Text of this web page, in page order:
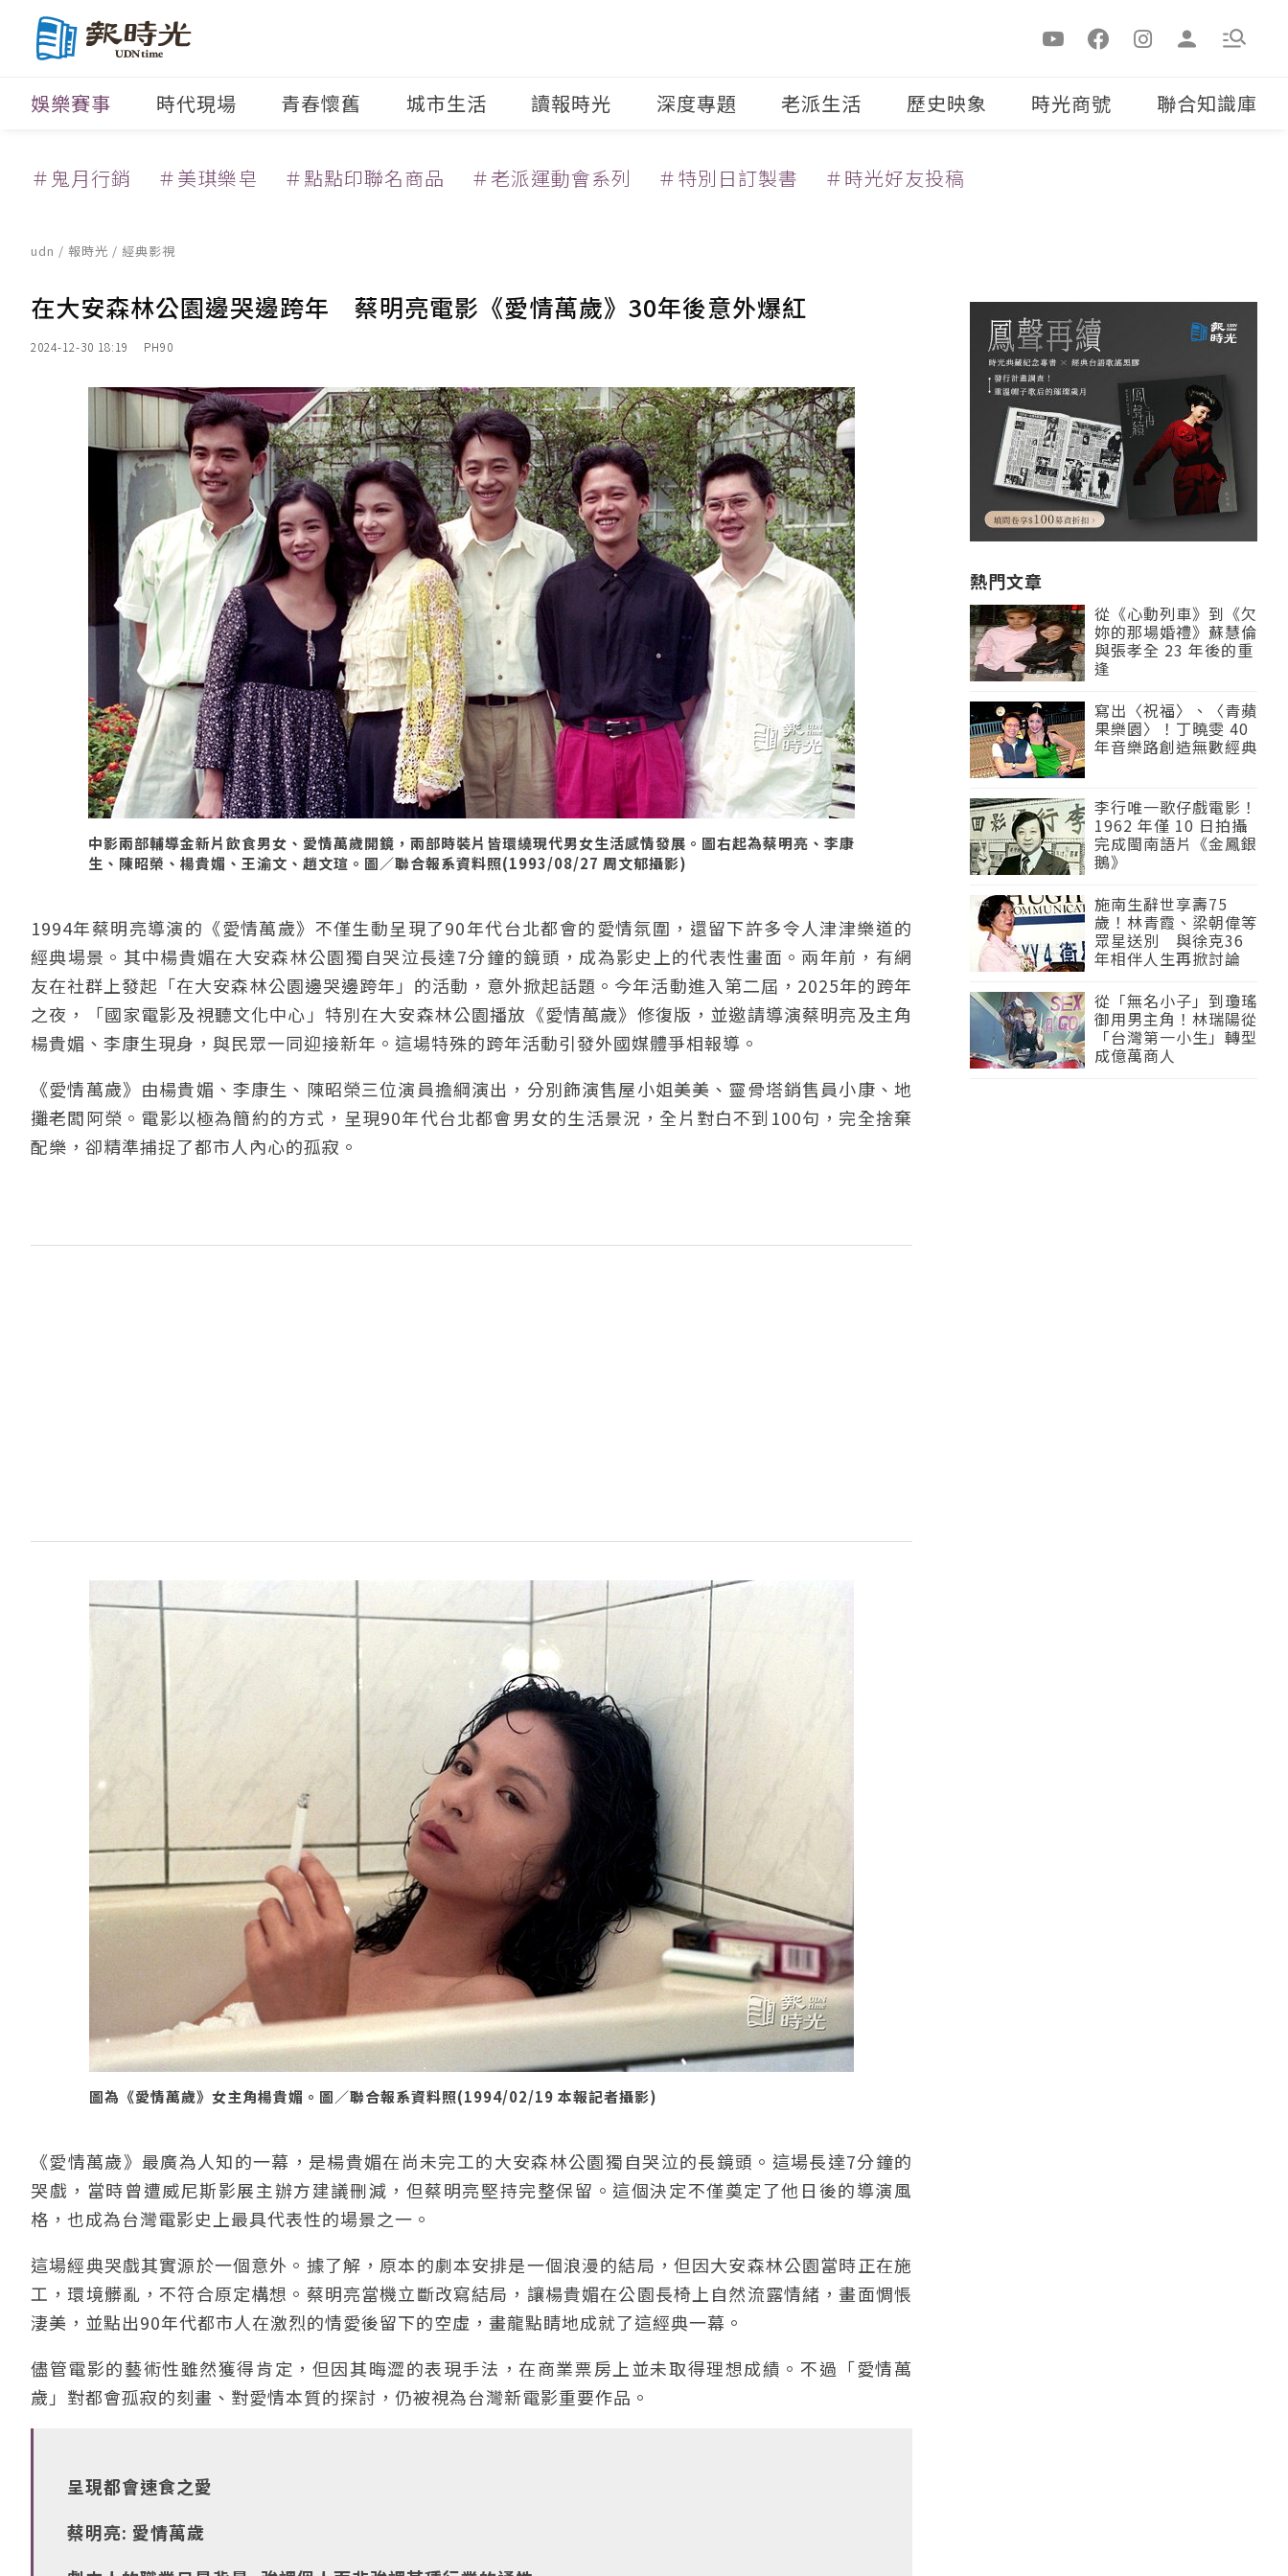
娛樂賽事 時代現場 青春懷舊 城市生活 讀報時光 深度專題 老派生活 歷史映象 時光商號 聯合知識庫
＃鬼月行銷 ＃美琪樂皂 ＃點點印聯名商品 ＃老派運動會系列 ＃特別日訂製書 ＃時光好友投稿
udn / 報時光 / 經典影視
在大安森林公園邊哭邊跨年 蔡明亮電影《愛情萬歲》30年後意外爆紅
2024-12-30 18:19 PH90
中影兩部輔導金新片飲食男女、愛情萬歲開鏡，兩部時裝片皆環繞現代男女生活感情發展。圖右起為蔡明亮、李康
生、陳昭榮、楊貴媚、王渝文、趙文瑄。圖／聯合報系資料照(1993/08/27 周文郁攝影)
1994年蔡明亮導演的《愛情萬歲》不僅生動呈現了90年代台北都會的愛情氛圍，還留下許多令人津津樂道的
經典場景。其中楊貴媚在大安森林公園獨自哭泣長達7分鐘的鏡頭，成為影史上的代表性畫面。兩年前，有網
友在社群上發起「在大安森林公園邊哭邊跨年」的活動，意外掀起話題。今年活動進入第二屆，2025年的跨年
之夜，「國家電影及視聽文化中心」特別在大安森林公園播放《愛情萬歲》修復版，並邀請導演蔡明亮及主角
楊貴媚、李康生現身，與民眾一同迎接新年。這場特殊的跨年活動引發外國媒體爭相報導。
《愛情萬歲》由楊貴媚、李康生、陳昭榮三位演員擔綱演出，分別飾演售屋小姐美美、靈骨塔銷售員小康、地
攤老闆阿榮。電影以極為簡約的方式，呈現90年代台北都會男女的生活景況，全片對白不到100句，完全捨棄
配樂，卻精準捕捉了都市人內心的孤寂。
圖為《愛情萬歲》女主角楊貴媚。圖／聯合報系資料照(1994/02/19 本報記者攝影)
《愛情萬歲》最廣為人知的一幕，是楊貴媚在尚未完工的大安森林公園獨自哭泣的長鏡頭。這場長達7分鐘的
哭戲，當時曾遭威尼斯影展主辦方建議刪減，但蔡明亮堅持完整保留。這個決定不僅奠定了他日後的導演風
格，也成為台灣電影史上最具代表性的場景之一。
這場經典哭戲其實源於一個意外。據了解，原本的劇本安排是一個浪漫的結局，但因大安森林公園當時正在施
工，環境髒亂，不符合原定構想。蔡明亮當機立斷改寫結局，讓楊貴媚在公園長椅上自然流露情緒，畫面惆悵
淒美，並點出90年代都市人在激烈的情愛後留下的空虛，畫龍點睛地成就了這經典一幕。
儘管電影的藝術性雖然獲得肯定，但因其晦澀的表現手法，在商業票房上並未取得理想成績。不過「愛情萬
歲」對都會孤寂的刻畫、對愛情本質的探討，仍被視為台灣新電影重要作品。
呈現都會速食之愛
蔡明亮: 愛情萬歲
熱門文章
從《心動列車》到《欠
妳的那場婚禮》蘇慧倫
與張孝全 23 年後的重
逢
寫出〈祝福〉、〈青蘋
果樂園〉！丁曉雯 40
年音樂路創造無數經典
李行唯一歌仔戲電影！
1962 年僅 10 日拍攝
完成閩南語片《金鳳銀
鵝》
施南生辭世享壽75
歲！林青霞、梁朝偉等
眾星送別 與徐克36
年相伴人生再掀討論
從「無名小子」到瓊瑤
御用男主角！林瑞陽從
「台灣第一小生」轉型
成億萬商人